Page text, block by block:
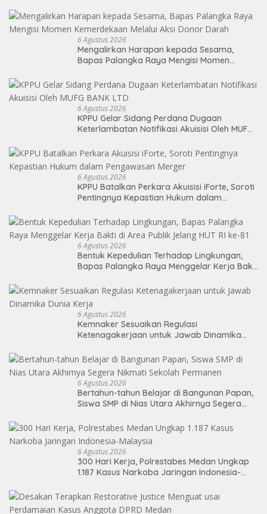
6 Agustus 2026
Mengalirkan Harapan kepada Sesama,
Bapas Palangka Raya Mengisi Momen
6 Agustus 2026
KPPU Gelar Sidang Perdana Dugaan
Keterlambatan Notifikasi Akuisisi Oleh MUFG
6 Agustus 2026
KPPU Batalkan Perkara Akuisisi iForte, Soroti
Pentingnya Kepastian Hukum dalam
6 Agustus 2026
Bentuk Kepedulian Terhadap Lingkungan,
Bapas Palangka Raya Menggelar Kerja Bakti
6 Agustus 2026
Kemnaker Sesuaikan Regulasi
Ketenagakerjaan untuk Jawab Dinamika
6 Agustus 2026
Bertahun-tahun Belajar di Bangunan Papan,
Siswa SMP di Nias Utara Akhirnya Segera
6 Agustus 2026
300 Hari Kerja, Polrestabes Medan Ungkap
1.187 Kasus Narkoba Jaringan Indonesia-